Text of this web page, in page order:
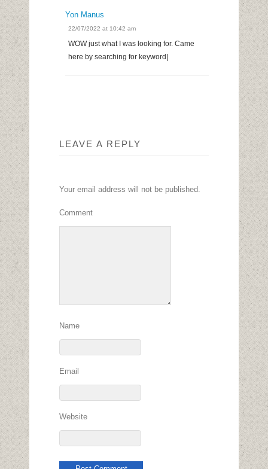
Yon Manus
22/07/2022 at 10:42 am
WOW just what I was looking for. Came
here by searching for keyword|
LEAVE A REPLY
Your email address will not be published.
Comment
Name
Email
Website